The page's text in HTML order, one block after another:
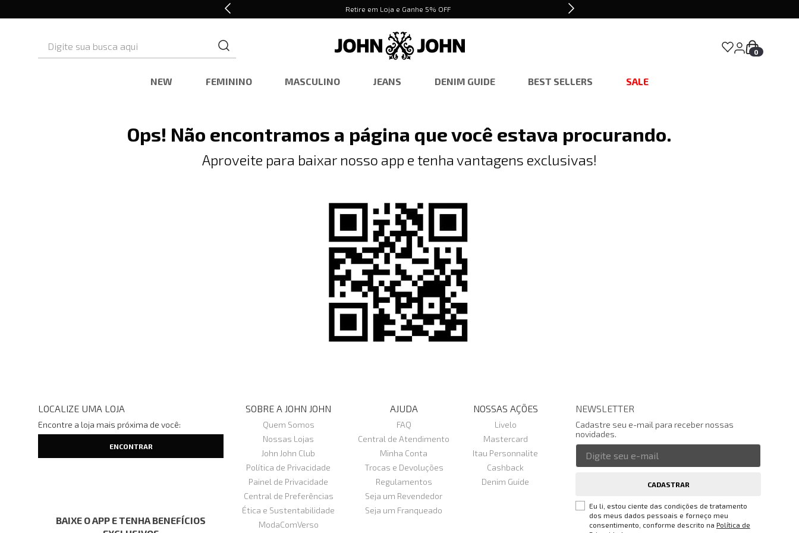
Retire em Loja e Ganhe 5% OFF
0
NEW FEMININO MASCULINO JEANS DENIM GUIDE BEST SELLERS SALE
Ops! Não encontramos a página que você estava procurando.
Aproveite para baixar nosso app e tenha vantagens exclusivas!
LOCALIZE UMA LOJA
Encontre a loja mais próxima de você:
BAIXE O APP E TENHA BENEFÍCIOS
SOBRE A JOHN JOHN
Quem Somos
Nossas Lojas
John John Club
Política de Privacidade
Painel de Privacidade
Central de Preferências
Ética e Sustentabilidade
ModaComVerso
AJUDA
FAQ
Central de Atendimento
Minha Conta
Trocas e Devoluções
Regulamentos
Seja um Revendedor
Seja um Franqueado
NOSSAS AÇÕES
Livelo
Mastercard
Itau Personnalite
Cashback
Denim Guide
NEWSLETTER
Cadastre seu e-mail para receber nossas
novidades.
CADASTRAR
Eu li, estou ciente das condições de tratamento
dos meus dados pessoais e forneço meu
consentimento, conforme descrito na Política de